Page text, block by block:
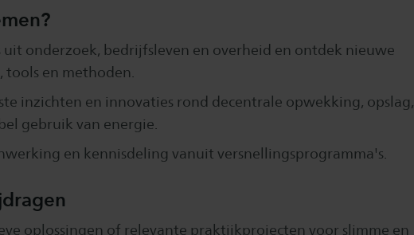
onderzoek, bedrijfsleven en overheid en ontdek nieuwe
tools en methoden.
inzichten en innovaties rond decentrale opwekking, opslag,
gebruik van energie.
en kennisdeling vanuit versnellingsprogramma's.
oplossingen of relevante praktijkprojecten voor slimme en